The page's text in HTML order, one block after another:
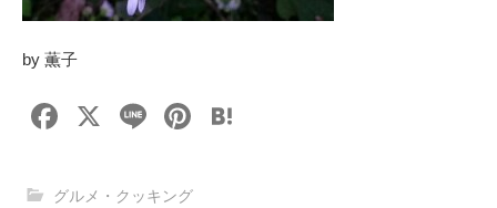
by 薫子
F
c
X
Li
e
Pi
グルメ・クッキング